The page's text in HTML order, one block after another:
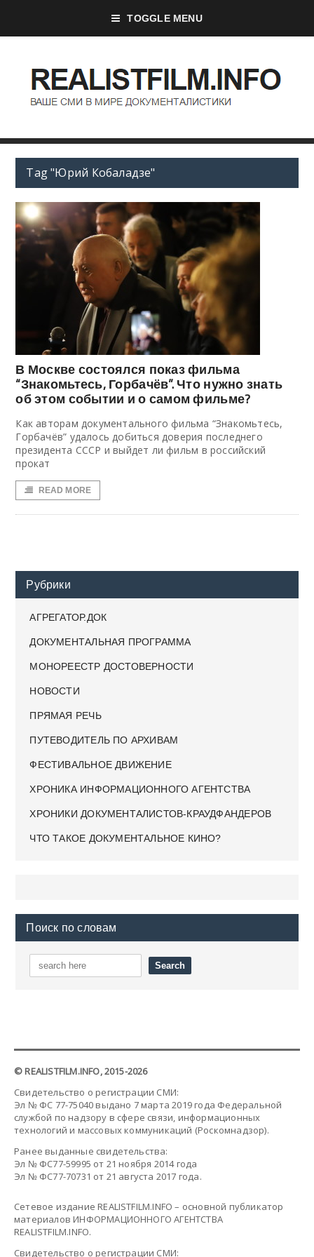
TOGGLE MENU
Tag "Юрий Кобаладзе"
В Москве состоялся показ фильма
“Знакомьтесь, Горбачёв”. Что нужно знать
об этом событии и о самом фильме?
Как авторам документального фильма “Знакомьтесь,
Горбачёв” удалось добиться доверия последнего
президента СССР и выйдет ли фильм в российский
прокат
READ MORE
Рубрики
АГРЕГАТОР.ДОК
ДОКУМЕНТАЛЬНАЯ ПРОГРАММА
МОНОРЕЕСТР ДОСТОВЕРНОСТИ
НОВОСТИ
ПРЯМАЯ РЕЧЬ
ПУТЕВОДИТЕЛЬ ПО АРХИВАМ
ФЕСТИВАЛЬНОЕ ДВИЖЕНИЕ
ХРОНИКА ИНФОРМАЦИОННОГО АГЕНТСТВА
ХРОНИКИ ДОКУМЕНТАЛИСТОВ-КРАУДФАНДЕРОВ
ЧТО ТАКОЕ ДОКУМЕНТАЛЬНОЕ КИНО?
Поиск по словам
© REALISTFILM.INFO, 2015-2026
Свидетельство о регистрации СМИ:
Эл № ФС 77-75040 выдано 7 марта 2019 года Федеральной
службой по надзору в сфере связи, информационных
технологий и массовых коммуникаций (Роскомнадзор).
Ранее выданные свидетельства:
Эл № ФС77-59995 от 21 ноября 2014 года
Эл № ФС77-70731 от 21 августа 2017 года.
Сетевое издание REALISTFILM.INFO – основной публикатор
материалов ИНФОРМАЦИОННОГО АГЕНТСТВА
REALISTFILM.INFO.
Свидетельство о регистрации СМИ: